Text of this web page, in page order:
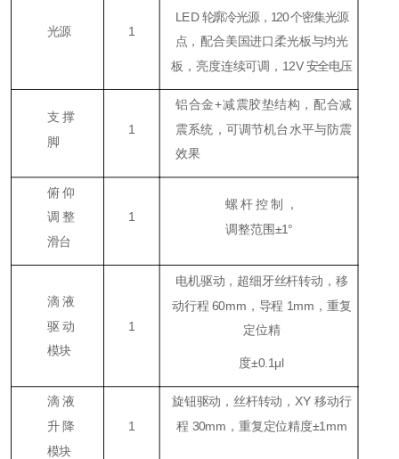
光源 1
LED轮廓冷光源，120 个密集光源
点，配合美国进口柔光板与均光
板，亮度连续可调， 12V安全电压
支撑
脚
1
铝合金+减震胶垫结构，配合减
震系统，可调节机台水平与防震
效果
俯仰
调整
滑台
1
螺杆控制，
调整范围±1°
滴液
驱动
模块
1
电机驱动，超细牙丝杆转动，移
动行程 60mm，导程 1mm，重复
定位精
度±0.1μl
滴液
升降
模块
1
旋钮驱动，丝杆转动，XY 移动行
程 30mm，重复定位精度±1mm